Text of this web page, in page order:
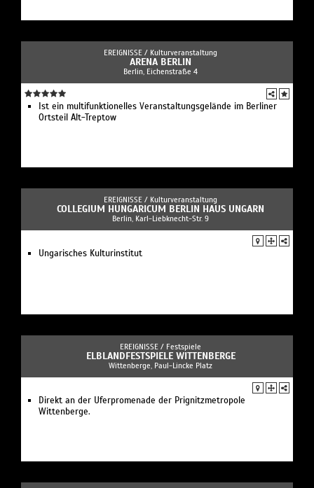
EREIGNISSE / Kulturveranstaltung
ARENA BERLIN
Berlin, Eichenstraße 4
Ist ein multifunktionelles Veranstaltungsgelände im Berliner
Ortsteil Alt-Treptow
EREIGNISSE / Kulturveranstaltung
COLLEGIUM HUNGARICUM BERLIN HAUS UNGARN
Berlin, Karl-Liebknecht-Str. 9
Ungarisches Kulturinstitut
EREIGNISSE / Festspiele
ELBLANDFESTSPIELE WITTENBERGE
Wittenberge, Paul-Lincke Platz
Direkt an der Uferpromenade der Prignitzmetropole
Wittenberge.